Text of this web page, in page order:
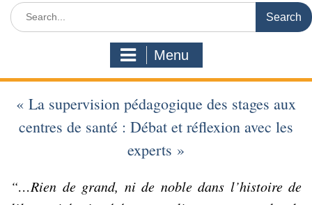
Search
for:
Menu
« La supervision pédagogique des stages aux
centres de santé : Débat et réflexion avec les
experts »
“…Rien de grand, ni de noble dans l’histoire de